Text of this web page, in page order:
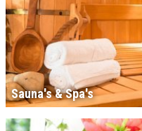
Sauna's & Spa's